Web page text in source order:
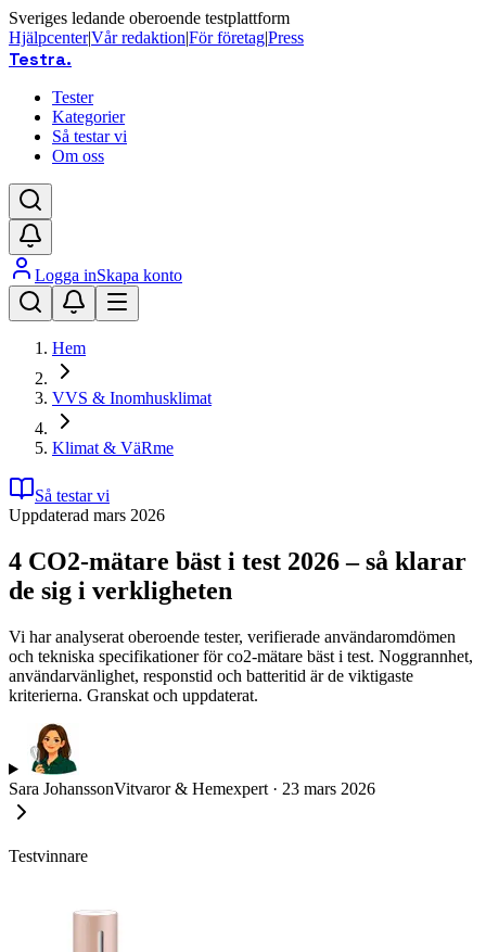
Sveriges ledande oberoende testplattform
Hjälpcenter|Vår redaktion|För företag|Press
Testra.
Tester
Kategorier
Så testar vi
Om oss
Logga inSkapa konto
Hem
VVS & Inomhusklimat
Klimat & VäRme
Så testar vi
Uppdaterad mars 2026
4 CO2-mätare bäst i test 2026 – så klarar
de sig i verkligheten
Vi har analyserat oberoende tester, verifierade användaromdömen
och tekniska specifikationer för co2-mätare bäst i test. Noggrannhet,
användarvänlighet, responstid och batteritid är de viktigaste
kriterierna. Granskat och uppdaterat.
Sara JohanssonVitvaror & Hemexpert · 23 mars 2026
Testvinnare